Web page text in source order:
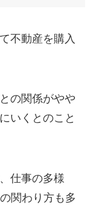
不動産を購入
の関係がやや
いくとのこと
仕事の多様
関わり方も多